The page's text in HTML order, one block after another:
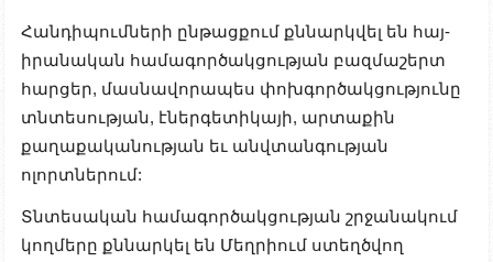
Հանդիպումների ընթացքում քննարկվել են հայ-
իրանական համագործակցության բազմաշերտ
հարցեր, մասնավորապես փոխգործակցությունը
տնտեսության, էներգետիկայի, արտաքին
քաղաքականության եւ անվտանգության
ոլորտներում:
Տնտեսական համագործակցության շրջանակում
կողմերը քննարկել են Մեղրիում ստեղծվող